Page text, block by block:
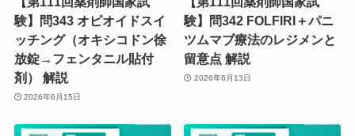
験】問343 オピオイドスイ
ッチング（オキシコドン徐
放錠→フェンタニル貼付
剤） 解説
2026年6月15日
験】問342 FOLFIRI＋パニ
ツムマブ療法のレジメンと
留意点 解説
2026年6月13日